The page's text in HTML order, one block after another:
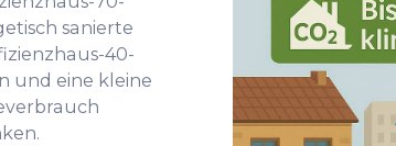
sanierte
40-
und eine kleine